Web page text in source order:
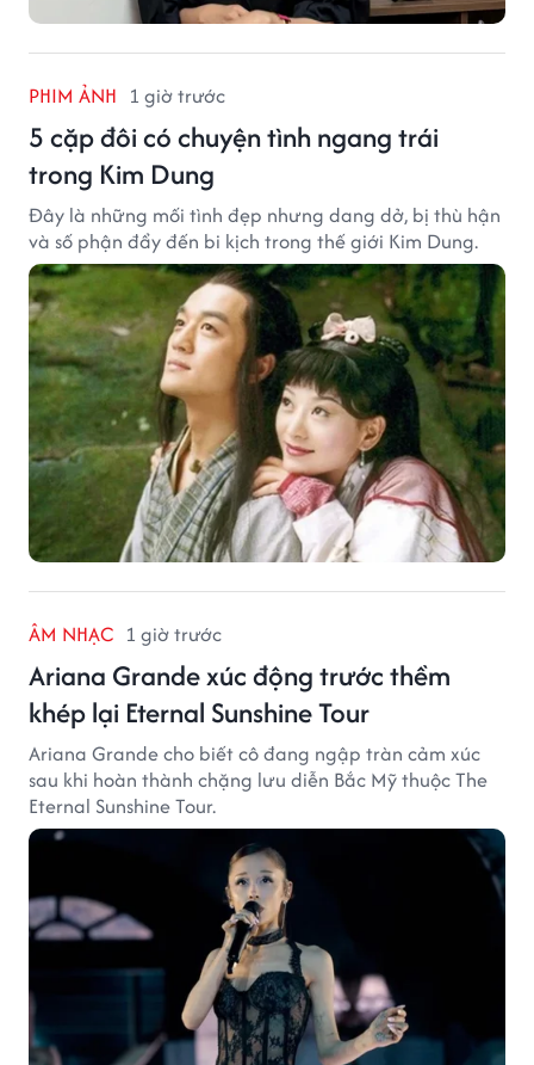
PHIM ẢNH 1 giờ trước
5 cặp đôi có chuyện tình ngang trái
trong Kim Dung
Đây là những mối tình đẹp nhưng dang dở, bị thù hận
và số phận đẩy đến bi kịch trong thế giới Kim Dung.
ÂM NHẠC 1 giờ trước
Ariana Grande xúc động trước thềm
khép lại Eternal Sunshine Tour
Ariana Grande cho biết cô đang ngập tràn cảm xúc
sau khi hoàn thành chặng lưu diễn Bắc Mỹ thuộc The
Eternal Sunshine Tour.